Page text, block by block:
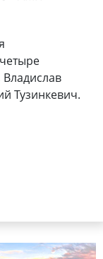
Тузинкевич.